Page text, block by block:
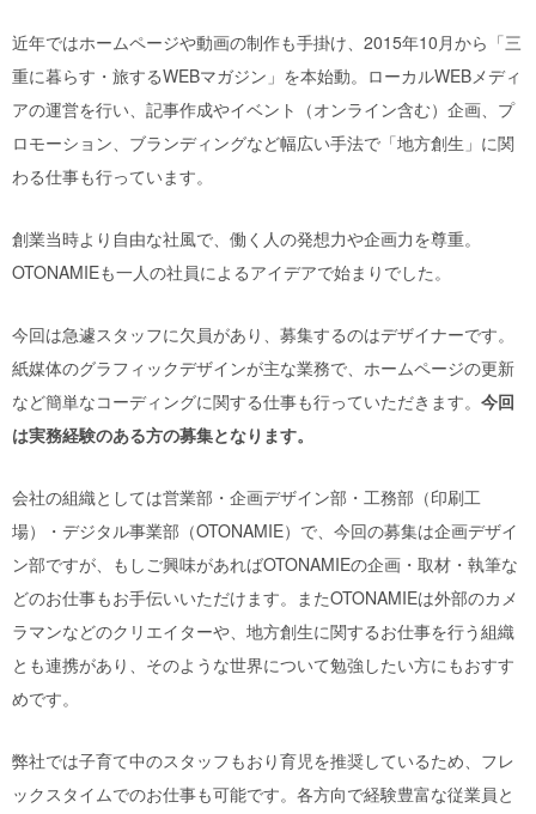
近年ではホームページや動画の制作も手掛け、2015年10月から「三
重に暮らす・旅するWEBマガジン」を本始動。ローカルWEBメディ
アの運営を行い、記事作成やイベント（オンライン含む）企画、プ
ロモーション、ブランディングなど幅広い手法で「地方創生」に関
わる仕事も行っています。
創業当時より自由な社風で、働く人の発想力や企画力を尊重。
OTONAMIEも一人の社員によるアイデアで始まりでした。
今回は急遽スタッフに欠員があり、募集するのはデザイナーです。
紙媒体のグラフィックデザインが主な業務で、ホームページの更新
など簡単なコーディングに関する仕事も行っていただきます。 今回
は実務経験のある方の募集となります。
会社の組織としては営業部・企画デザイン部・工務部（印刷工
場）・デジタル事業部（OTONAMIE）で、今回の募集は企画デザイ
ン部ですが、もしご興味があればOTONAMIEの企画・取材・執筆な
どのお仕事もお手伝いいただけます。またOTONAMIEは外部のカメ
ラマンなどのクリエイターや、地方創生に関するお仕事を行う組織
とも連携があり、そのような世界について勉強したい方にもおすす
めです。
弊社では子育て中のスタッフもおり育児を推奨しているため、フレ
ックスタイムでのお仕事も可能です。各方向で経験豊富な従業員と